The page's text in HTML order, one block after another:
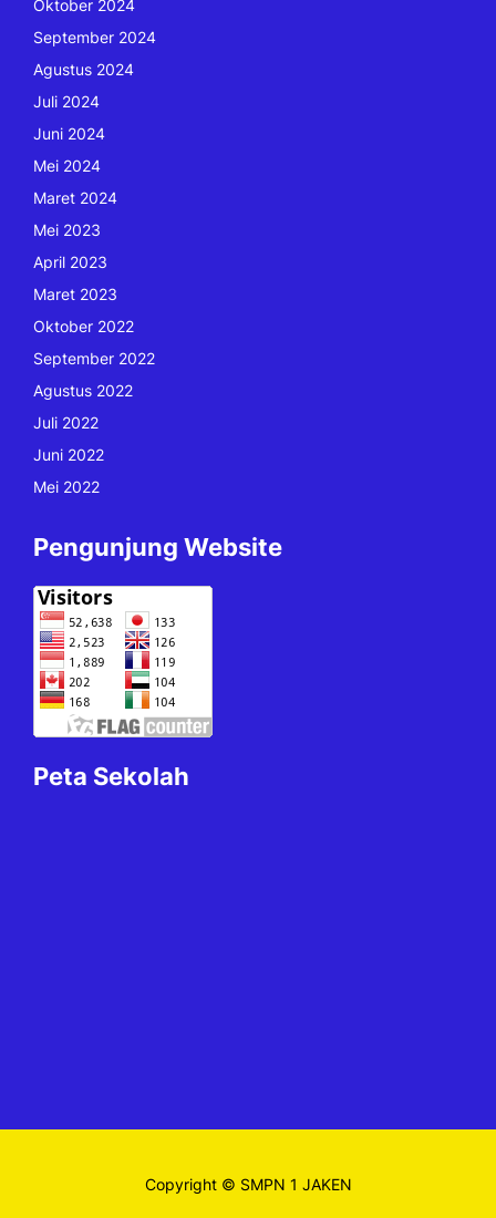
Oktober 2024
September 2024
Agustus 2024
Juli 2024
Juni 2024
Mei 2024
Maret 2024
Mei 2023
April 2023
Maret 2023
Oktober 2022
September 2022
Agustus 2022
Juli 2022
Juni 2022
Mei 2022
Pengunjung Website
Peta Sekolah
Copyright © SMPN 1 JAKEN